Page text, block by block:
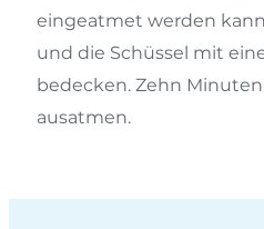
eingeatmet werden
und die Schüssel mit
bedecken. Zehn
ausatmen.